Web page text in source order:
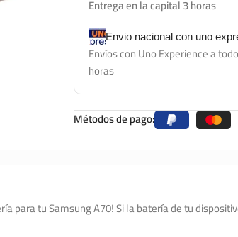
Entrega en la capital 3 horas
Envio nacional con uno
Envíos con Uno Experience a
horas
Métodos de pago:
para tu Samsung A70! Si la batería de tu